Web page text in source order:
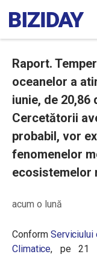
Raport.
oceanelor a
iunie, de 20,86
Cercetătorii
probabil, vor
fenomenelor
ecosistemelor
acum o lună
Conform Serviciului
Climatice, pe 21